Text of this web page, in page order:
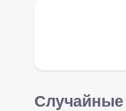
Случайные